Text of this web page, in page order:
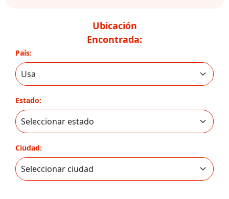
Ubicación
Encontrada:
País:
Estado:
Ciudad: